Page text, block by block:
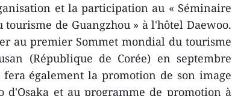
et la participation au « Séminaire
de Guangzhou » à l'hôtel Daewoo.
au premier Sommet mondial du tourisme
(République de Corée) en septembre
également la promotion de son image
et au programme de promotion à